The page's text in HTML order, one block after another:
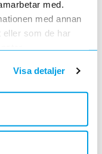
med.
med annan
eller som de har
Visa detaljer
679117-1
679117-1